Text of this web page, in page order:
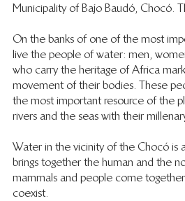
Municipality of Bajo Baudó, Chocó.
On the banks of one of the most
live the people of water: men,
who carry the heritage of Africa
movement of their bodies. These
the most important resource of the
rivers and the seas with their
Water in the vicinity of the Chocó is
brings together the human and the
mammals and people come
coexist.